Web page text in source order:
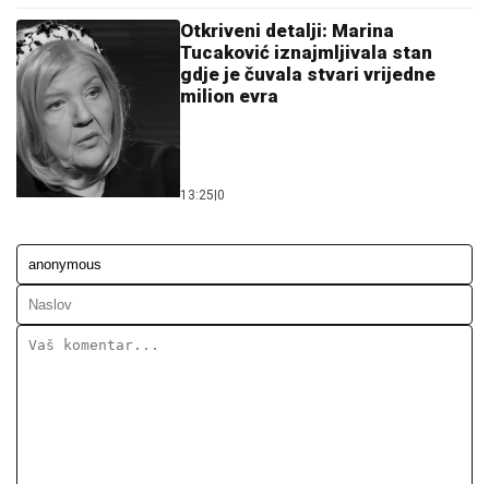
Otkriveni detalji: Marina
Tucaković iznajmljivala stan
gdje je čuvala stvari vrijedne
milion evra
13:25|0